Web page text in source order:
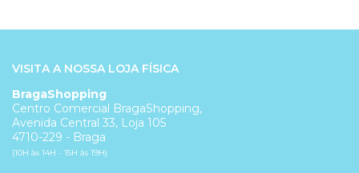
VISITA A NOSSA LOJA FÍSICA
BragaShopping
Centro Comercial BragaShopping,
Avenida Central 33, Loja 105
4710-229 - Braga
(10H às 14H - 15H às 19H)